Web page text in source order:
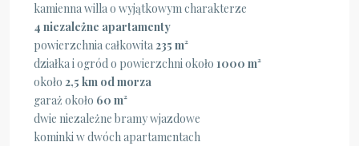
kamienna willa o wyjątkowym charakterze
4 niezależne apartamenty
powierzchnia całkowita235 m²
działka i ogród o powierzchni około 1000 m²
około 2,5 km od morza
garaż około 60 m²
dwie niezależne bramy wjazdowe
kominki w dwóch apartamentach